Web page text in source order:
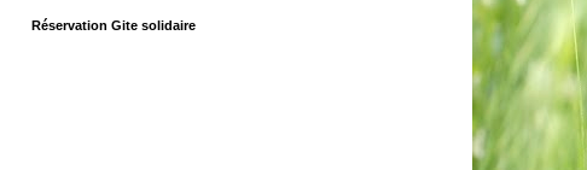
Réservation Gite solidaire